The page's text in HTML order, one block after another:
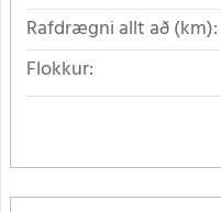
Rafdrægni allt að (km):
Flokkur: